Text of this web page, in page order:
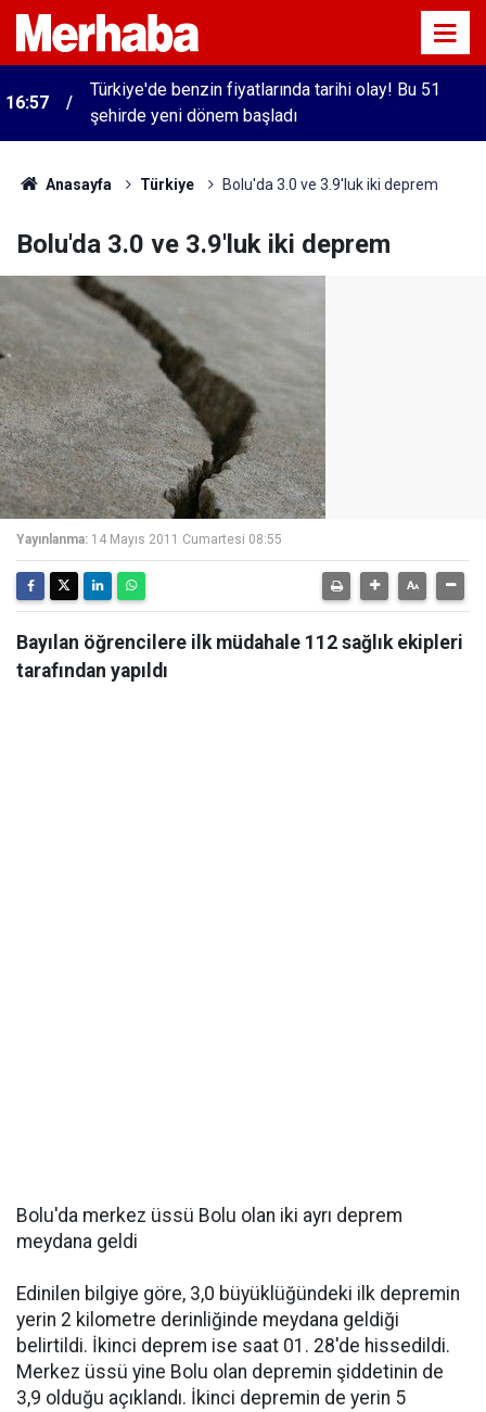
16:57
Türkiye'de benzin fiyatlarında tarihi olay! Bu 51
şehirde yeni dönem başladı
Anasayfa Türkiye Bolu'da 3.0 ve 3.9'luk iki deprem
Bolu'da 3.0 ve 3.9'luk iki deprem
Yayınlanma: 14 Mayıs 2011 Cumartesi 08:55
Bayılan öğrencilere ilk müdahale 112 sağlık ekipleri
tarafından yapıldı
Bolu'da merkez üssü Bolu olan iki ayrı deprem
meydana geldi
Edinilen bilgiye göre, 3,0 büyüklüğündeki ilk depremin
yerin 2 kilometre derinliğinde meydana geldiği
belirtildi. İkinci deprem ise saat 01. 28'de hissedildi.
Merkez üssü yine Bolu olan depremin şiddetinin de
3,9 olduğu açıklandı. İkinci depremin de yerin 5